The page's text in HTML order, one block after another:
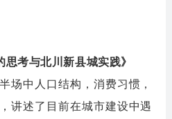
考与北川新县城实践》
场中人口结构，消费习惯，
讲述了目前在城市建设中遇